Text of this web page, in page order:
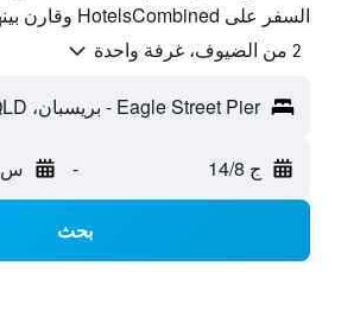
السفر على HotelsCombined وقارن بينها ووفّر.
2 من الضيوف، غرفة واحدة
Eagle Street Pier - بريسبان، QLD، أستراليا
ج 14/8 - س 15/8
بحث